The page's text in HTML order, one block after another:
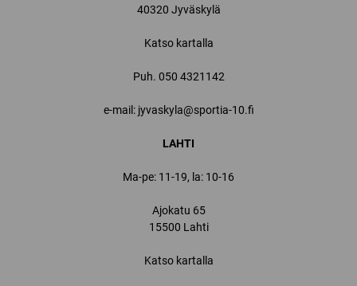
40320 Jyväskylä
Katso kartalla
Puh. 050 4321142
e-mail: jyvaskyla@sportia-10.fi
LAHTI
Ma-pe: 11-19, la: 10-16
Ajokatu 65
15500 Lahti
Katso kartalla